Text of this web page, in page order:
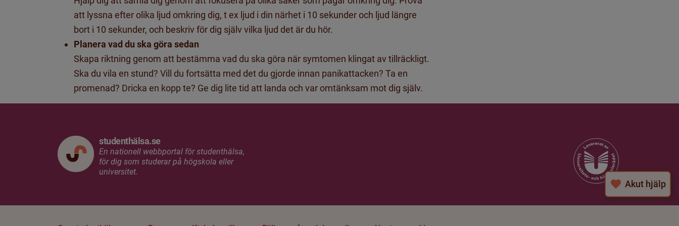
att lyssna efter olika ljud omkring dig, t ex ljud i din närhet i 10 sekunder och ljud längre
bort i 10 sekunder, och beskriv för dig själv vilka ljud det är du hör.
Planera vad du ska göra sedan
Skapa riktning genom att bestämma vad du ska göra när symtomen klingat av tillräckligt.
Ska du vila en stund? Vill du fortsätta med det du gjorde innan panikattacken? Ta en
promenad? Dricka en kopp te? Ge dig lite tid att landa och var omtänksam mot dig själv.
Akut hjälp
studenthälsa.se
En nationell webbportal för studenthälsa,
för dig som studerar på högskola eller
universitet.